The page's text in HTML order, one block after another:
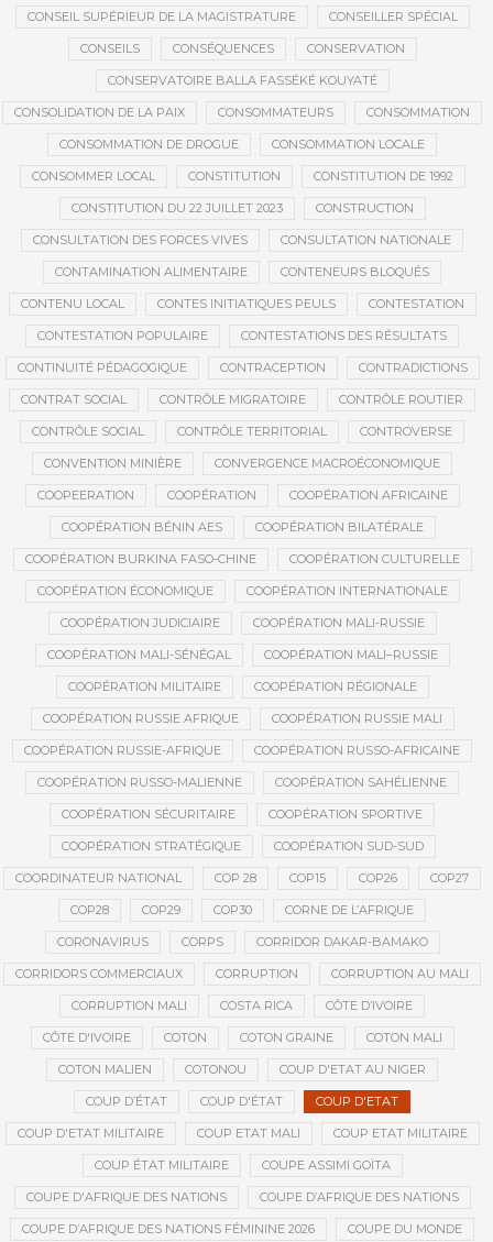
CONSEIL SUPÉRIEUR DE LA MAGISTRATURE CONSEILLER SPÉCIAL
CONSEILS CONSÉQUENCES CONSERVATION
CONSERVATOIRE BALLA FASSÉKÉ KOUYATÉ
CONSOLIDATION DE LA PAIX CONSOMMATEURS CONSOMMATION
CONSOMMATION DE DROGUE CONSOMMATION LOCALE
CONSOMMER LOCAL CONSTITUTION CONSTITUTION DE 1992
CONSTITUTION DU 22 JUILLET 2023 CONSTRUCTION
CONSULTATION DES FORCES VIVES CONSULTATION NATIONALE
CONTAMINATION ALIMENTAIRE CONTENEURS BLOQUÉS
CONTENU LOCAL CONTES INITIATIQUES PEULS CONTESTATION
CONTESTATION POPULAIRE CONTESTATIONS DES RÉSULTATS
CONTINUITÉ PÉDAGOGIQUE CONTRACEPTION CONTRADICTIONS
CONTRAT SOCIAL CONTRÔLE MIGRATOIRE CONTRÔLE ROUTIER
CONTRÔLE SOCIAL CONTRÔLE TERRITORIAL CONTROVERSE
CONVENTION MINIÈRE CONVERGENCE MACROÉCONOMIQUE
COOPEERATION COOPÉRATION COOPÉRATION AFRICAINE
COOPÉRATION BÉNIN AES COOPÉRATION BILATÉRALE
COOPÉRATION BURKINA FASO-CHINE COOPÉRATION CULTURELLE
COOPÉRATION ÉCONOMIQUE COOPÉRATION INTERNATIONALE
COOPÉRATION JUDICIAIRE COOPÉRATION MALI-RUSSIE
COOPÉRATION MALI-SÉNÉGAL COOPÉRATION MALI–RUSSIE
COOPÉRATION MILITAIRE COOPÉRATION RÉGIONALE
COOPÉRATION RUSSIE AFRIQUE COOPÉRATION RUSSIE MALI
COOPÉRATION RUSSIE-AFRIQUE COOPÉRATION RUSSO-AFRICAINE
COOPÉRATION RUSSO-MALIENNE COOPÉRATION SAHÉLIENNE
COOPÉRATION SÉCURITAIRE COOPÉRATION SPORTIVE
COOPÉRATION STRATÉGIQUE COOPÉRATION SUD-SUD
COORDINATEUR NATIONAL COP 28 COP15 COP26 COP27
COP28 COP29 COP30 CORNE DE L’AFRIQUE
CORONAVIRUS CORPS CORRIDOR DAKAR-BAMAKO
CORRIDORS COMMERCIAUX CORRUPTION CORRUPTION AU MALI
CORRUPTION MALI COSTA RICA CÔTE D’IVOIRE
CÔTE D'IVOIRE COTON COTON GRAINE COTON MALI
COTON MALIEN COTONOU COUP D'ETAT AU NIGER
COUP D’ÉTAT COUP D'ÉTAT COUP D'ETAT
COUP D'ETAT MILITAIRE COUP ETAT MALI COUP ETAT MILITAIRE
COUP ÉTAT MILITAIRE COUPE ASSIMI GOÏTA
COUPE D'AFRIQUE DES NATIONS COUPE D’AFRIQUE DES NATIONS
COUPE D’AFRIQUE DES NATIONS FÉMININE 2026 COUPE DU MONDE